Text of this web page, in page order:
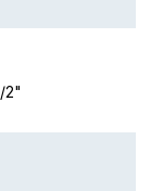
2"